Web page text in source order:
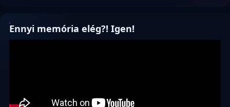
Ennyi memória elég?! Igen!